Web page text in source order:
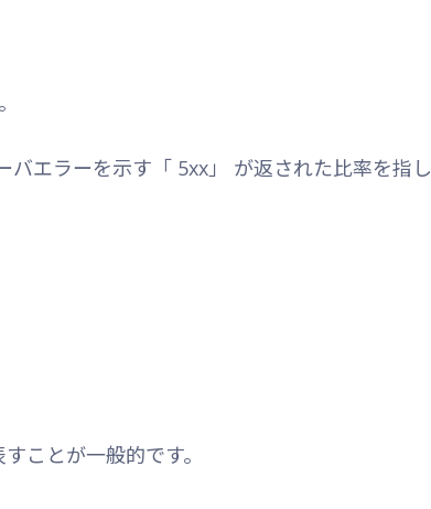
エラーを示す「 5xx」 が返された比率を指し
ことが一般的です。